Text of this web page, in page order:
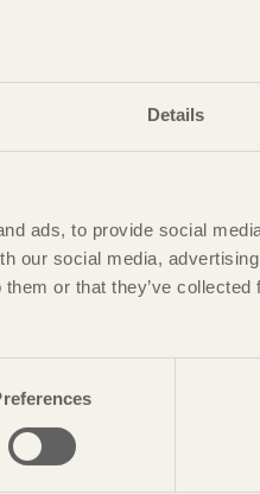
Details
ads, to provide social
our social media,
or that they’ve
och grund),